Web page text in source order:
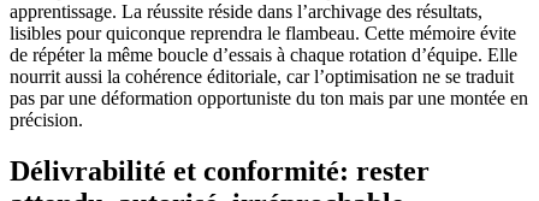
apprentissage. La réussite réside dans l’archivage des résultats,
lisibles pour quiconque reprendra le flambeau. Cette mémoire évite
de répéter la même boucle d’essais à chaque rotation d’équipe. Elle
nourrit aussi la cohérence éditoriale, car l’optimisation ne se traduit
pas par une déformation opportuniste du ton mais par une montée en
précision.
Délivrabilité et conformité: rester